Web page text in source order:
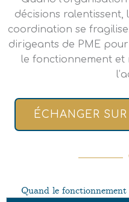
décisions ralentissent,
coordination se
dirigeants de PME
le fonctionnement et
ÉCHANGER
Quand le